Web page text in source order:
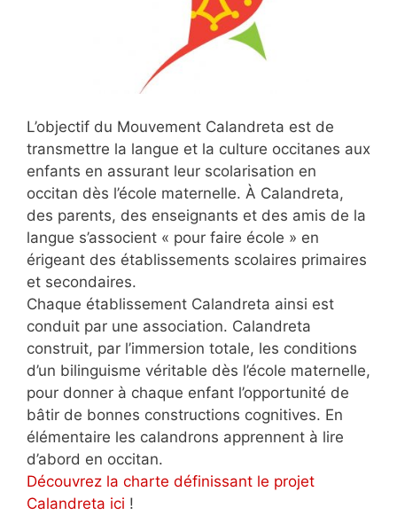
L’objectif du Mouvement Calandreta est de
transmettre la langue et la culture occitanes aux
enfants en assurant leur scolarisation en
occitan dès l’école maternelle. À Calandreta,
des parents, des enseignants et des amis de la
langue s’associent « pour faire école » en
érigeant des établissements scolaires primaires
et secondaires.
Chaque établissement Calandreta ainsi est
conduit par une association. Calandreta
construit, par l’immersion totale, les conditions
d’un bilinguisme véritable dès l’école maternelle,
pour donner à chaque enfant l’opportunité de
bâtir de bonnes constructions cognitives. En
élémentaire les calandrons apprennent à lire
d’abord en occitan.
Découvrez la charte définissant le projet
Calandreta ici !